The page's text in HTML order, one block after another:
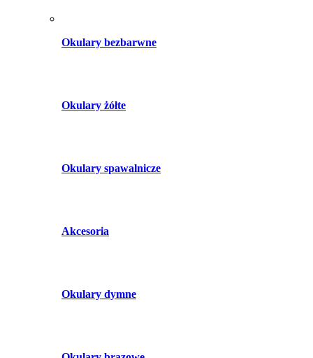
Okulary bezbarwne
Okulary żółte
Okulary spawalnicze
Akcesoria
Okulary dymne